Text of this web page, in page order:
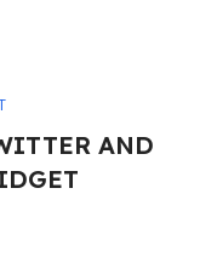
AND